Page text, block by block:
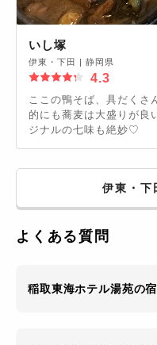
いし塚
伊東・下田 | 静岡県
4.3
ここの鴨そば、具だくさ
的にも蕎麦は大盛りが良
ジナルの七味も絶妙♡
伊東・下
よくある質問
稲取東海ホテル湯苑の